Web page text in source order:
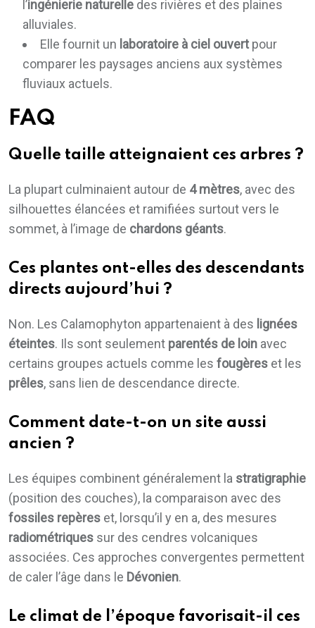
l’ingénierie naturelle des rivières et des plaines
alluviales.
Elle fournit un laboratoire à ciel ouvertpour
comparer les paysages anciens aux systèmes
fluviaux actuels.
FAQ
Quelle taille atteignaient ces arbres ?
La plupart culminaient autour de 4 mètres, avec des
silhouettes élancées et ramifiées surtout vers le
sommet, à l’image de chardons géants.
Ces plantes ont-elles des descendants
directs aujourd’hui ?
Non. Les Calamophyton appartenaient à des lignées
éteintes. Ils sont seulement parentés de loin avec
certains groupes actuels comme les fougères et les
prêles, sans lien de descendance directe.
Comment date-t-on un site aussi
ancien ?
Les équipes combinent généralement la stratigraphie
(position des couches), la comparaison avec des
fossiles repères et, lorsqu’il y en a, des mesures
radiométriques sur des cendres volcaniques
associées. Ces approches convergentes permettent
de caler l’âge dans le Dévonien.
Le climat de l’époque favorisait-il ces